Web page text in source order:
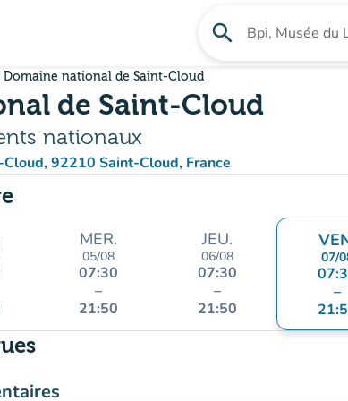
search Rechercher un
Domaine national de Saint-Cloud
de Saint-Cloud
nationaux
92210 Saint-Cloud, France
(ouvrir dans Google Maps)
(nouvel onglet)
MER.
05/08
07:30
–
21:50
JEU.
06/08
07:30
–
21:50
07/
–